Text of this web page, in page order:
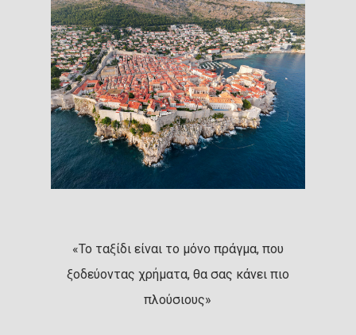
«Το ταξίδι είναι το μόνο πράγμα, που
ξοδεύοντας χρήματα, θα σας κάνει πιο
πλούσιους»